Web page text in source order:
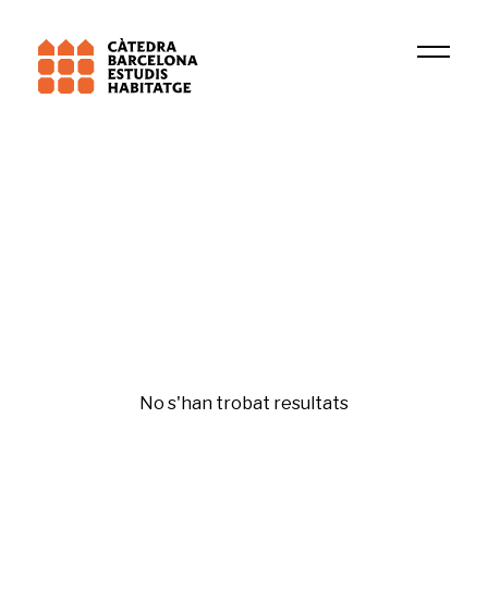
No s'han trobat resultats